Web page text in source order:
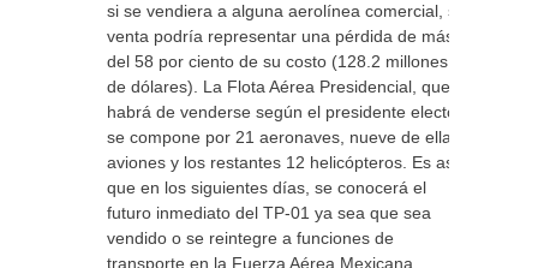
si se vendiera a alguna aerolínea comercial, su
venta podría representar una pérdida de más
del 58 por ciento de su costo (128.2 millones
de dólares). La Flota Aérea Presidencial, que
habrá de venderse según el presidente electo,
se compone por 21 aeronaves, nueve de ellas
aviones y los restantes 12 helicópteros. Es así
que en los siguientes días, se conocerá el
futuro inmediato del TP-01 ya sea que sea
vendido o se reintegre a funciones de
transporte en la Fuerza Aérea Mexicana